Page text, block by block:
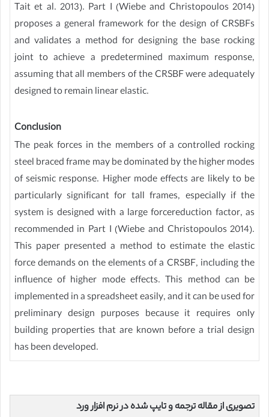
Tait et al. 2013). Part I (Wiebe and Christopoulos 2014)
proposes a general framework for the design of CRSBFs
and validates a method for designing the base rocking
joint to achieve a predetermined maximum response,
assuming that all members of the CRSBF were adequately
designed to remain linear elastic.
Conclusion
The peak forces in the members of a controlled rocking
steel braced frame may be dominated by the higher modes
of seismic response. Higher mode effects are likely to be
particularly significant for tall frames, especially if the
system is designed with a large forcereduction factor, as
recommended in Part I (Wiebe and Christopoulos 2014).
This paper presented a method to estimate the elastic
force demands on the elements of a CRSBF, including the
influence of higher mode effects. This method can be
implemented in a spreadsheet easily, and it can be used for
preliminary design purposes because it requires only
building properties that are known before a trial design
has been developed.
تصویری از مقاله ترجمه و تایپ شده در نرم افزار ورد